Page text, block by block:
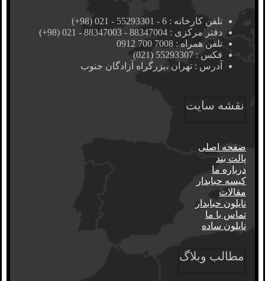
تلفن کارخانه : 6 - 55293301 - 021 (98+)
دفتر مرکزی : 88347004 - 88347003 - 021 (98+)
تلفن همراه : 7008 700 0912
فکس : 55293307 (021)
آدرس : تهران ،‌بزرگراه آزادگان جنوب
نقشه سایت
صفحه اصلی
پالت بند
درباره ما
کیسه حبابدار
مقالات
نایلون حبابدار
تماس با ما
نایلون ساده
مطالب وبلاگ